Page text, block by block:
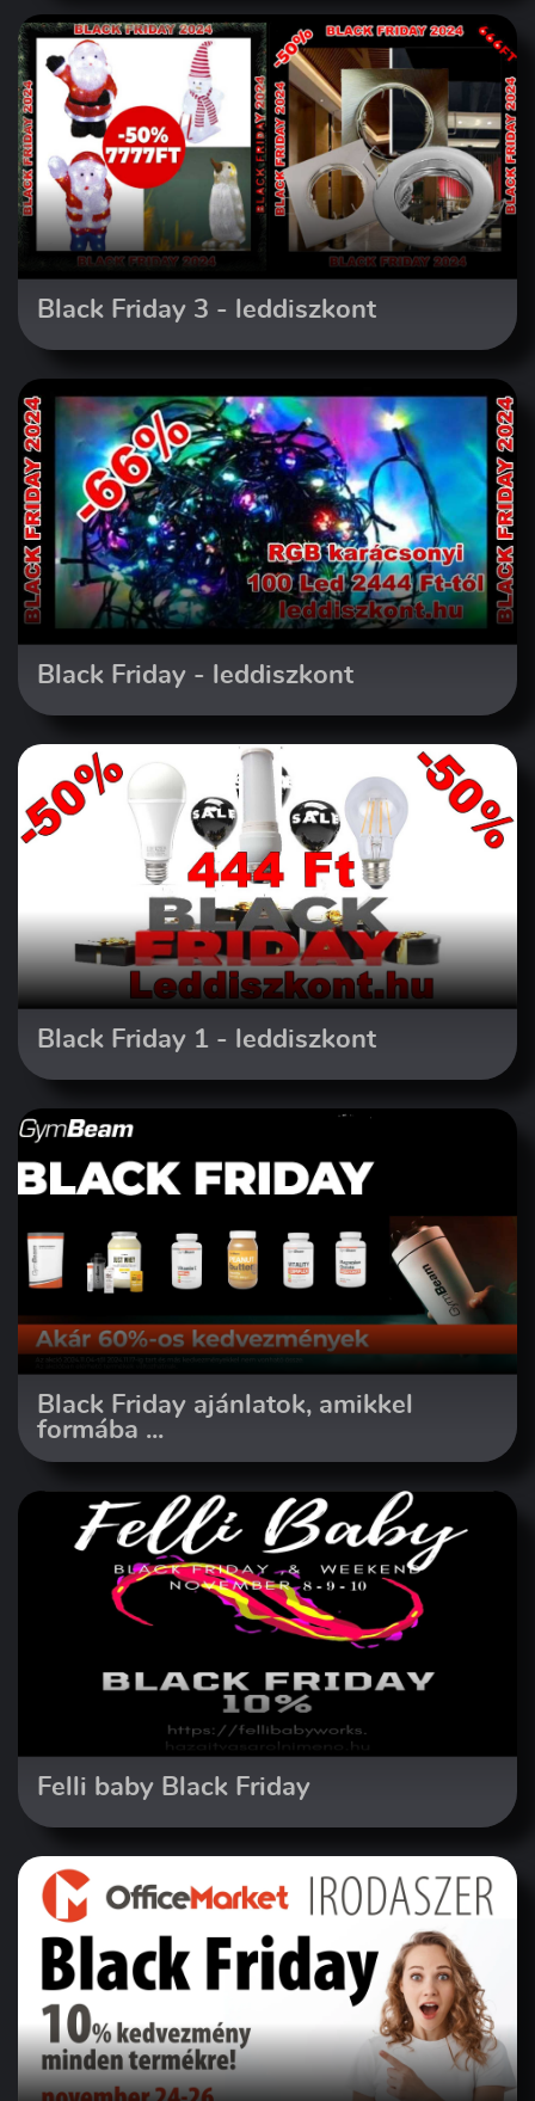
Black Friday 3 - leddiszkont
Black Friday - leddiszkont
Black Friday 1 - leddiszkont
Black Friday ajánlatok, amikkel
formába ...
Felli baby Black Friday